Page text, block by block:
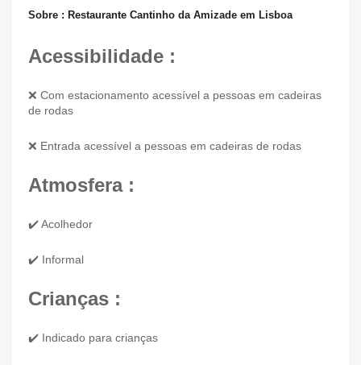
Sobre : Restaurante Cantinho da Amizade em Lisboa
Acessibilidade :
❌ Com estacionamento acessível a pessoas em cadeiras
de rodas
❌ Entrada acessível a pessoas em cadeiras de rodas
Atmosfera :
✔️ Acolhedor
✔️ Informal
Crianças :
✔️ Indicado para crianças